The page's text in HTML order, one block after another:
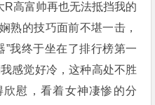
高富帅再也无法抵挡我的
熟的技巧面前不堪一击，
”我终于坐在了排行榜第一
感觉好冷，这种高处不胜
慰，看着女神凄惨的分